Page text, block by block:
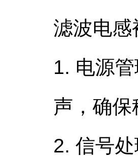
滤波电感
1. 电源
声，确
2. 信号